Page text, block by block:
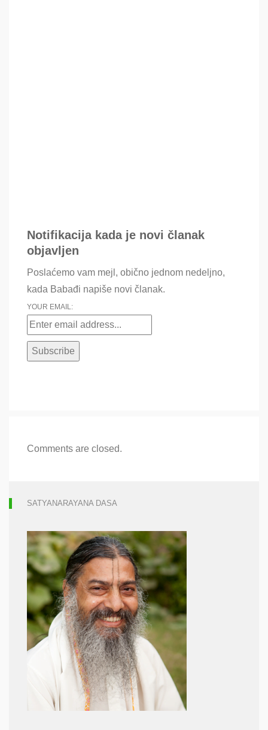
Notifikacija kada je novi članak
objavljen
Poslaćemo vam mejl, obično jednom nedeljno,
kada Babađi napiše novi članak.
YOUR EMAIL:
Comments are closed.
SATYANARAYANA DASA